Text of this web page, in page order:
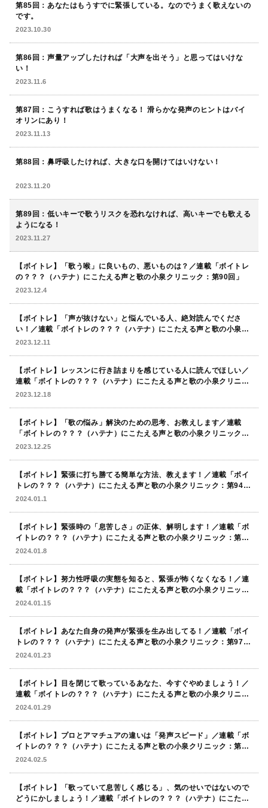
第85回：あなたはもうすでに緊張している。なのでうまく歌えないの
です。
2023.10.30
第86回：声量アップしたければ「大声を出そう」と思ってはいけな
い！
2023.11.6
第87回：こうすれば歌はうまくなる！ 滑らかな発声のヒントはバイ
オリンにあり！
2023.11.13
第88回：鼻呼吸したければ、大きな口を開けてはいけない！
2023.11.20
第89回：低いキーで歌うリスクを恐れなければ、高いキーでも歌える
ようになる！
2023.11.27
【ボイトレ】「歌う喉」に良いもの、悪いものは？／連載「ボイトレ
の？？？（ハテナ）にこたえる声と歌の小泉クリニック：第90回」
2023.12.4
【ボイトレ】「声が抜けない」と悩んでいる人、絶対読んでくださ
い！／連載「ボイトレの？？？（ハテナ）にこたえる声と歌の小泉ク
リニック：第91回」
2023.12.11
【ボイトレ】レッスンに行き詰まりを感じている人に読んでほしい／
連載「ボイトレの？？？（ハテナ）にこたえる声と歌の小泉クリニッ
ク：第92回」
2023.12.18
【ボイトレ】「歌の悩み」解決のための思考、お教えします／連載
「ボイトレの？？？（ハテナ）にこたえる声と歌の小泉クリニック：
第93回」
2023.12.25
【ボイトレ】緊張に打ち勝てる簡単な方法、教えます！／連載「ボイ
トレの？？？（ハテナ）にこたえる声と歌の小泉クリニック：第94
回」
2024.01.1
【ボイトレ】緊張時の「息苦しさ」の正体、解明します！／連載「ボ
イトレの？？？（ハテナ）にこたえる声と歌の小泉クリニック：第95
回」
2024.01.8
【ボイトレ】努力性呼吸の実態を知ると、緊張が怖くなくなる！／連
載「ボイトレの？？？（ハテナ）にこたえる声と歌の小泉クリニッ
ク：第96回」
2024.01.15
【ボイトレ】あなた自身の発声が緊張を生み出してる！／連載「ボイ
トレの？？？（ハテナ）にこたえる声と歌の小泉クリニック：第97
回」
2024.01.23
【ボイトレ】目を閉じて歌っているあなた、今すぐやめましょう！／
連載「ボイトレの？？？（ハテナ）にこたえる声と歌の小泉クリニッ
ク：第98回」
2024.01.29
【ボイトレ】プロとアマチュアの違いは「発声スピード」／連載「ボ
イトレの？？？（ハテナ）にこたえる声と歌の小泉クリニック：第99
回」
2024.02.5
【ボイトレ】「歌っていて息苦しく感じる」、気のせいではないので
どうにかしましょう！／連載「ボイトレの？？？（ハテナ）にこたえ